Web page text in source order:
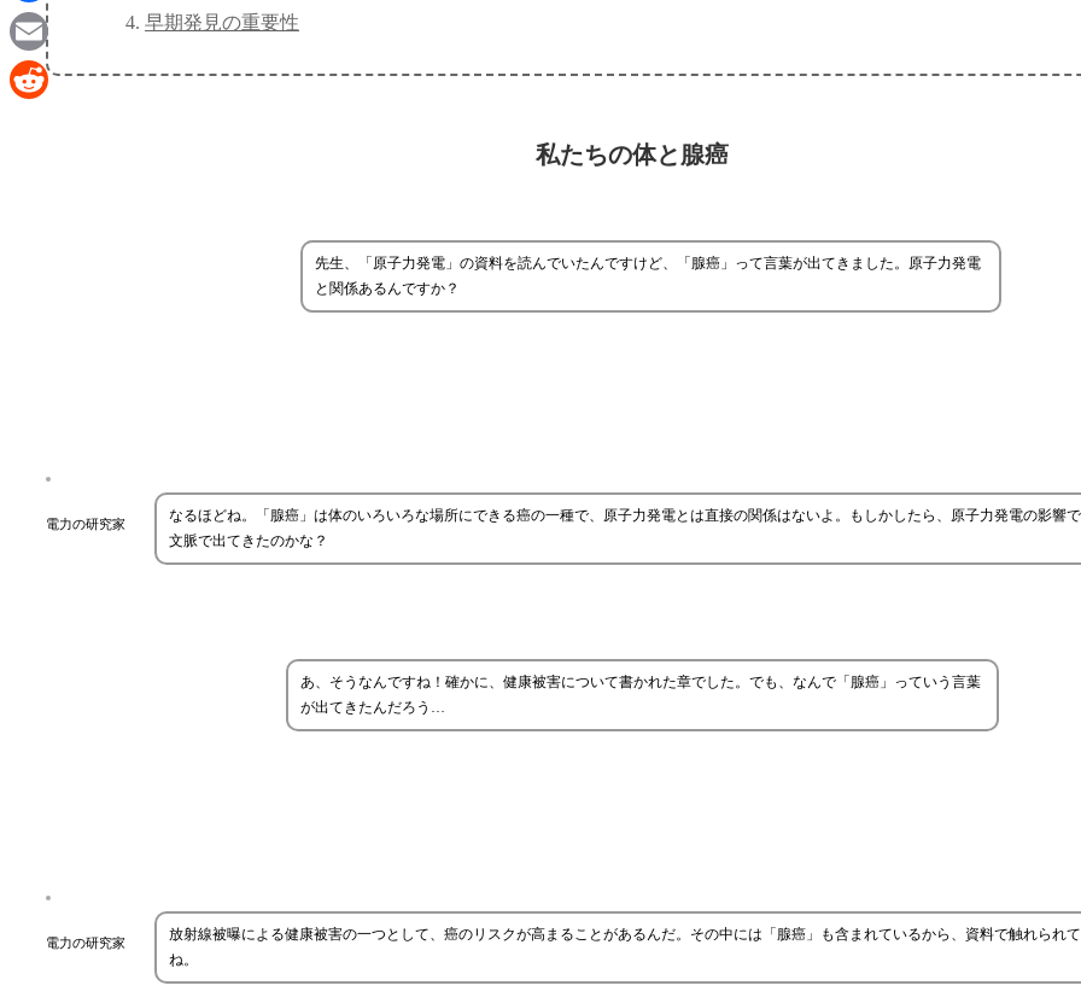
早期発見の重要性
私たちの体と腺癌
先生、「原子力発電」の資料を読んでいたんですけど、「腺癌」って言葉が出てきました。原子力発電
と関係あるんですか？
電力の研究家
なるほどね。「腺癌」は体のいろいろな場所にできる癌の一種で、原子力発電とは直接の関係はないよ。もしかしたら、原子力発電の影響
文脈で出てきたのかな？
あ、そうなんですね！確かに、健康被害について書かれた章でした。でも、なんで「腺癌」っていう言葉
が出てきたんだろう…
電力の研究家
放射線被曝による健康被害の一つとして、癌のリスクが高まることがあるんだ。その中には「腺癌」も含まれているから、資料で触れられ
ね。
Facebook
Email